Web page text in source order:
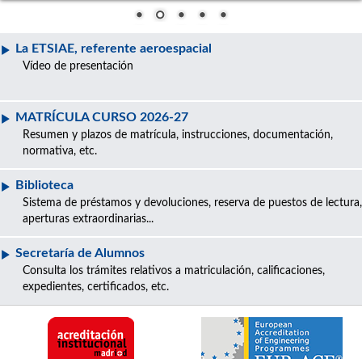
La ETSIAE, referente aeroespacial
Vídeo de presentación
MATRÍCULA CURSO 2026-27
Resumen y plazos de matrícula, instrucciones, documentación,
normativa, etc.
Biblioteca
Sistema de préstamos y devoluciones, reserva de puestos de lectura,
aperturas extraordinarias...
Secretaría de Alumnos
Consulta los trámites relativos a matriculación, calificaciones,
expedientes, certificados, etc.